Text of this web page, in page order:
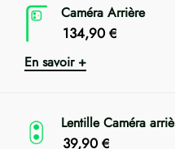
Caméra Arrière
134,90 €
En savoir +
Lentille Caméra
39,90 €